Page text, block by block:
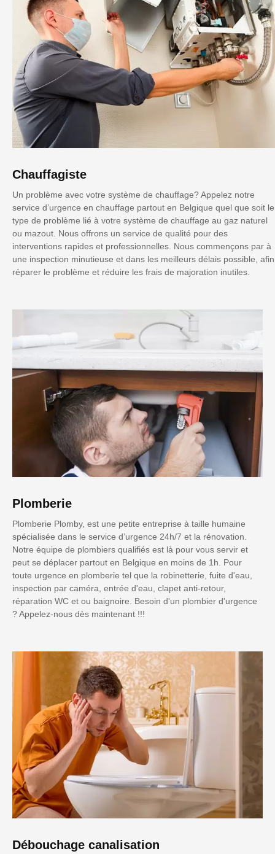
Chauffagiste
Un problème avec votre système de chauffage? Appelez notre
service d’urgence en chauffage partout en Belgique quel que soit le
type de problème lié à votre système de chauffage au gaz naturel
ou mazout. Nous offrons un service de qualité pour des
interventions rapides et professionnelles. Nous commençons par à
une inspection minutieuse et dans les meilleurs délais possible, afin
réparer le problème et réduire les frais de majoration inutiles.
Plomberie
Plomberie Plomby, est une petite entreprise à taille humaine
spécialisée dans le service d’urgence 24h/7 et la rénovation.
Notre équipe de plombiers qualifiés est là pour vous servir et
peut se déplacer partout en Belgique en moins de 1h. Pour
toute urgence en plomberie tel que la robinetterie, fuite d'eau,
inspection par caméra, entrée d'eau, clapet anti-retour,
réparation WC et ou baignoire. Besoin d'un plombier d'urgence
? Appelez-nous dès maintenant !!!
Débouchage canalisation